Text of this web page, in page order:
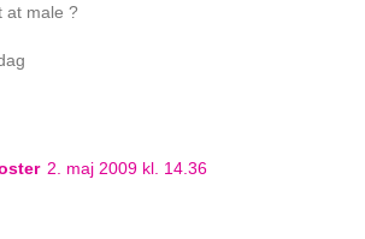
at male ?
2. maj 2009 kl. 14.36